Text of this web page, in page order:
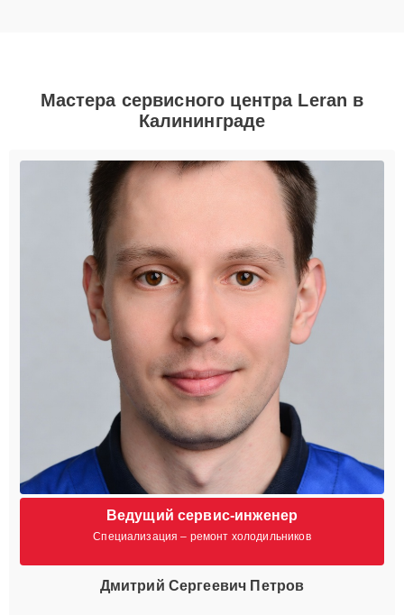
Мастера сервисного центра Leran в
Калининграде
Ведущий сервис-инженер
Специализация – ремонт холодильников
Дмитрий Сергеевич Петров